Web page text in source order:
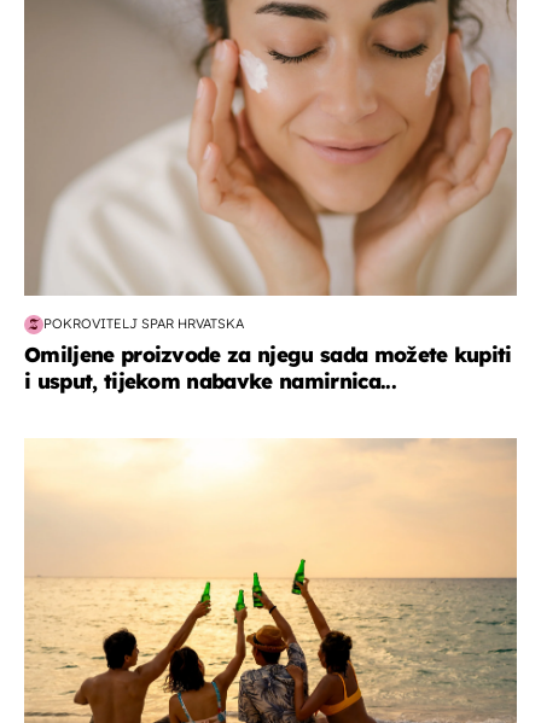
moda & ljepota
POKROVITELJ SPAR HRVATSKA
Omiljene proizvode za njegu sada možete kupiti
i usput, tijekom nabavke namirnica...